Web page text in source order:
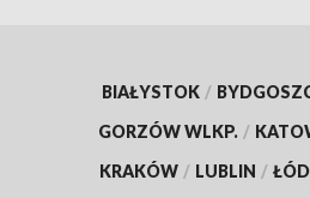
BIAŁYSTOK /
GORZÓW WLKP. /
KRAKÓW / LUBLIN /